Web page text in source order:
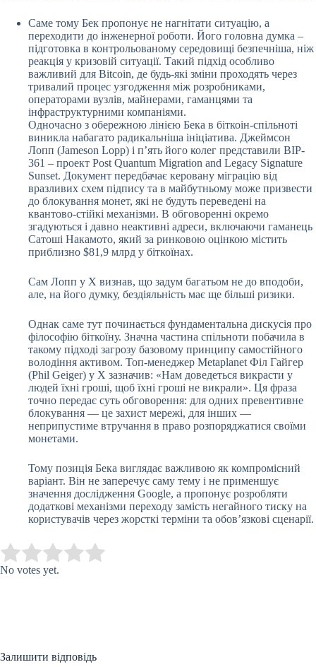
Саме тому Бек пропонує не нагнітати ситуацію, а
переходити до інженерної роботи. Його головна думка –
підготовка в контрольованому середовищі безпечніша, ніж
реакція у кризовій ситуації. Такий підхід особливо
важливий для Bitcoin, де будь-які зміни проходять через
тривалий процес узгодження між розробниками,
операторами вузлів, майнерами, гаманцями та
інфраструктурними компаніями.
Одночасно з обережною лінією Бека в біткоін-спільноті
виникла набагато радикальніша ініціатива. Джеймсон
Лопп (Jameson Lopp) і п’ять його колег представили BIP-
361 – проект Post Quantum Migration and Legacy Signature
Sunset. Документ передбачає керовану міграцію від
вразливих схем підпису та в майбутньому може призвести
до блокування монет, які не будуть переведені на
квантово-стійкі механізми. В обговоренні окремо
згадуються і давно неактивні адреси, включаючи гаманець
Сатоші Накамото, який за ринковою оцінкою містить
приблизно $81,9 млрд у біткоїнах.
Сам Лопп у X визнав, що задум багатьом не до вподоби,
але, на його думку, бездіяльність має ще більші ризики.
Однак саме тут починається фундаментальна дискусія про
філософію біткоїну. Значна частина спільноти побачила в
такому підході загрозу базовому принципу самостійного
володіння активом. Топ-менеджер Metaplanet Філ Гайгер
(Phil Geiger) у X зазначив: «Нам доведеться викрасти у
людей їхні гроші, щоб їхні гроші не викрали». Ця фраза
точно передає суть обговорення: для одних превентивне
блокування — це захист мережі, для інших —
неприпустиме втручання в право розпоряджатися своїми
монетами.
Тому позиція Бека виглядає важливою як компромісний
варіант. Він не заперечує саму тему і не применшує
значення дослідження Google, а пропонує розробляти
додаткові механізми переходу замість негайного тиску на
користувачів через жорсткі терміни та обов’язкові сценарії.
Rate this item:
No votes yet.
Залишити відповідь